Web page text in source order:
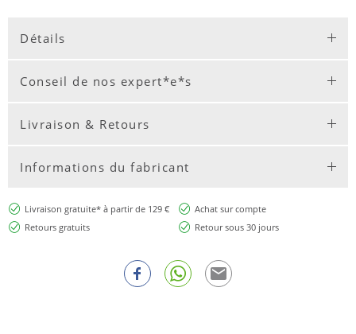
Détails
Conseil de nos expert*e*s
Livraison & Retours
Informations du fabricant
Livraison gratuite* à partir de 129 €
Achat sur compte
Retours gratuits
Retour sous 30 jours